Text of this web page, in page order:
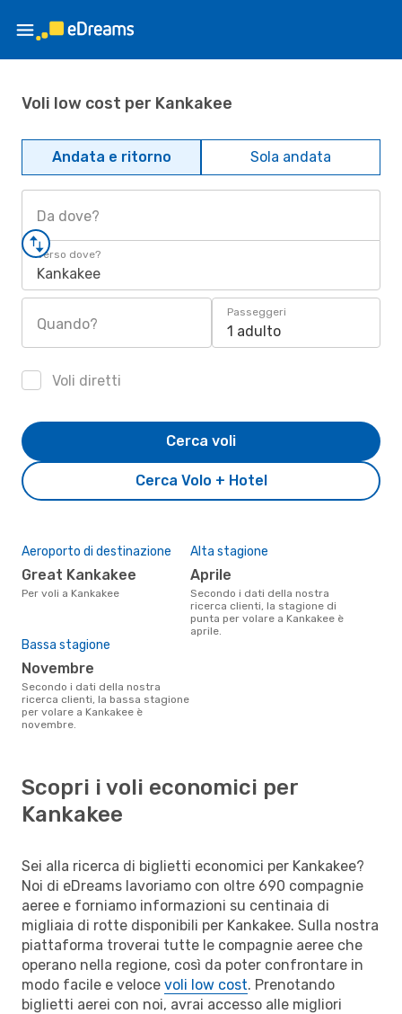
Voli low cost per Kankakee
Andata e ritorno Sola andata
Da dove?
Verso dove?
Kankakee
Quando?
Passeggeri
1 adulto
Voli diretti
Cerca Volo + Hotel
Cerca voli
Aeroporto di destinazione
Great Kankakee
Per voli a Kankakee
Alta stagione
aprile
Secondo i dati della nostra
ricerca clienti, la stagione di
punta per volare a Kankakee è
aprile.
Bassa stagione
novembre
Secondo i dati della nostra
ricerca clienti, la bassa stagione
per volare a Kankakee è
novembre.
Scopri i voli economici per
Kankakee
Sei alla ricerca di biglietti economici per Kankakee?
Noi di eDreams lavoriamo con oltre 690 compagnie
aeree e forniamo informazioni su centinaia di
migliaia di rotte disponibili per Kankakee. Sulla nostra
piattaforma troverai tutte le compagnie aeree che
operano nella regione, così da poter confrontare in
modo facile e veloce voli low cost. Prenotando
biglietti aerei con noi, avrai accesso alle migliori